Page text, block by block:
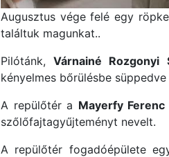
Augusztus vége felé egy
találtuk magunkat..
Pilótánk,Várnainé Rozgonyi
kényelmes bőrülésbe
A repülőtér a Mayerfy Ferenc
szőlőfajtagyűjteményt nevelt.
A repülőtér fogadóépülete